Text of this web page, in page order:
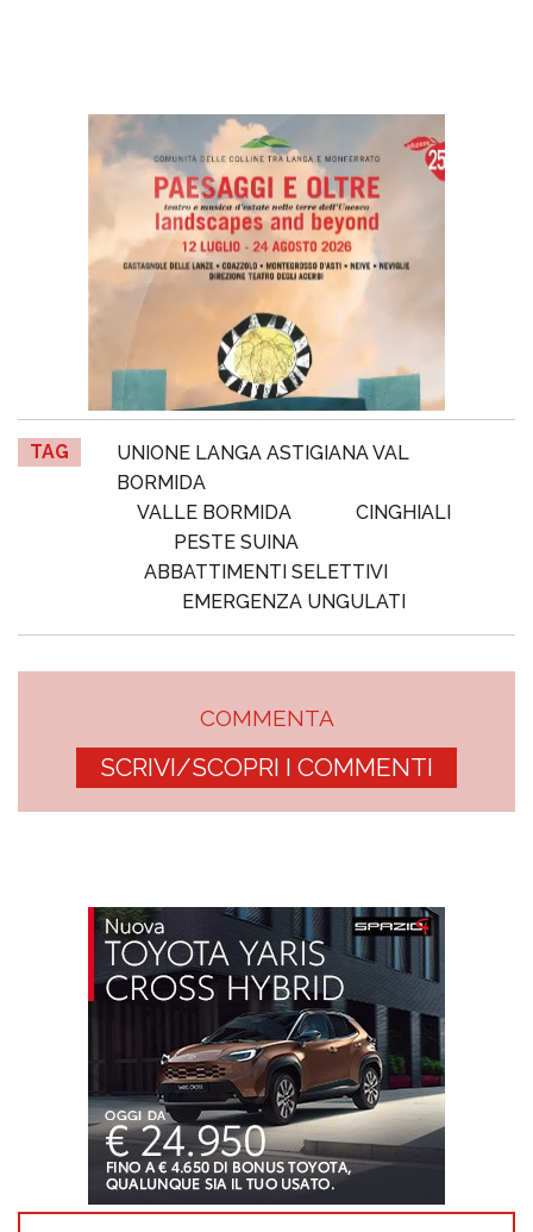
TAG
UNIONE LANGA ASTIGIANA VAL
BORMIDA
VALLE BORMIDA
CINGHIALI
PESTE SUINA
ABBATTIMENTI SELETTIVI
EMERGENZA UNGULATI
COMMENTA
SCRIVI/SCOPRI I COMMENTI